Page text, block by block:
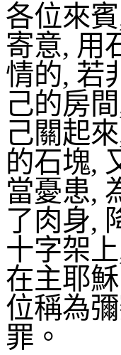
各位來賓
寄意, 用
情的, 若
己的房間
己關起來
的石塊,
當憂患,
了肉身,
十字架上
在主耶
位稱為
罪。